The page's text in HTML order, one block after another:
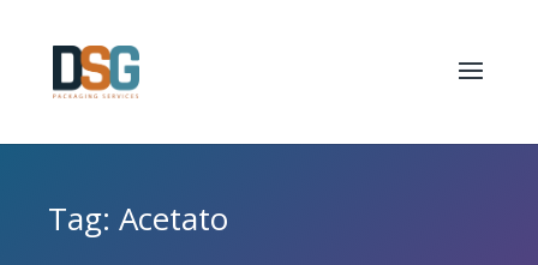
Tag: Acetato